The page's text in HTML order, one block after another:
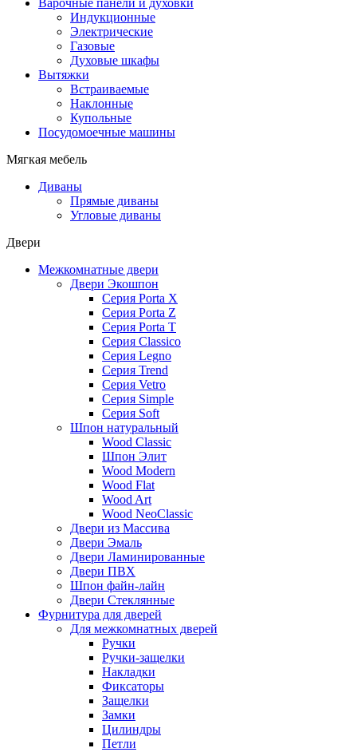
Варочные панели и духовки
Индукционные
Электрические
Газовые
Духовые шкафы
Вытяжки
Встраиваемые
Наклонные
Купольные
Посудомоечные машины
Мягкая мебель
Диваны
Прямые диваны
Угловые диваны
Двери
Межкомнатные двери
Двери Экошпон
Серия Porta X
Серия Porta Z
Серия Porta T
Серия Classico
Серия Legno
Серия Trend
Серия Vetro
Серия Simple
Серия Soft
Шпон натуральный
Wood Classic
Шпон Элит
Wood Modern
Wood Flat
Wood Art
Wood NeoClassic
Двери из Массива
Двери Эмаль
Двери Ламинированные
Двери ПВХ
Шпон файн-лайн
Двери Стеклянные
Фурнитура для дверей
Для межкомнатных дверей
Ручки
Ручки-защелки
Накладки
Фиксаторы
Защелки
Замки
Цилиндры
Петли